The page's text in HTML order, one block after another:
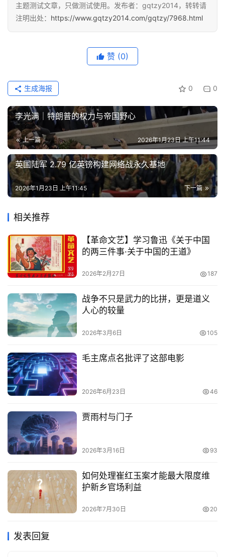
题
列
表
多
页
面
主题测试文章，只做测试使用。发布者：gqtzy2014，转转请
注明出处： https://www.gqtzy2014.com/gqtzy/7968.html
赞 (0)
0 0
生成海报
李光满｜特朗普的权力与帝国野心
上一篇 2026年1月23日 上午11:44
英国陆军 2.79 亿英镑构建网络战永久基地
下一篇
2026年1月23日 上午11:45
相关推荐
【革命文艺】学习鲁迅《关于中国
的两三件事·关于中国的王道》
2026年2月27日 187
战争不只是武力的比拼，更是道义
人心的较量
2026年3月6日 105
毛主席点名批评了这部电影
2026年6月23日 46
贾雨村与门子
2026年3月16日 93
如何处理崔红玉案才能最大限度维
护新乡官场利益
2026年7月30日 20
发表回复